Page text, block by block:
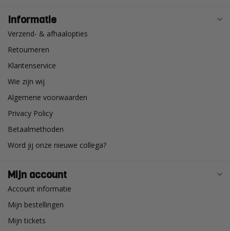
Informatie
Verzend- & afhaalopties
Retourneren
Klantenservice
Wie zijn wij
Algemene voorwaarden
Privacy Policy
Betaalmethoden
Word jij onze nieuwe collega?
Mijn account
Account informatie
Mijn bestellingen
Mijn tickets